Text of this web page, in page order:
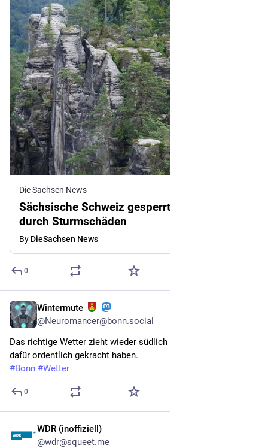
Die Sachsen News
Sächsische Schweiz gesperrt: Lebensgefahr
durch Sturmschäden
By DieSachsen News
0
Wintermute
@Neuromancer@bonn.social
Das richtige Wetter zieht wieder südlich vorbei. Da muss es
dafür ordentlich gekracht haben.
#Bonn #Wetter
0
WDR (inoffiziell)
@wdr@squeet.me